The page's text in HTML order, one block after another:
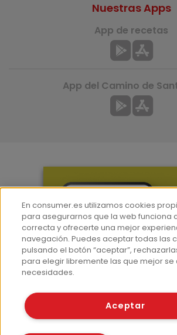
Hemeroteca
Contacto
Prensa
Corpus Lingüístico
Nuestras Apps
App de recetas
App del Camino de
© Fundación EROSKI
Políticas de cookies
En consumer.es utilizamos cookies
para asegurarnos que la web funciona
correcta y ofrecerte una mejor
navegación. Puedes aceptar todas las
pulsando el botón “aceptar”,
para elegir libremente las que mejor se
necesidades.
Aceptar